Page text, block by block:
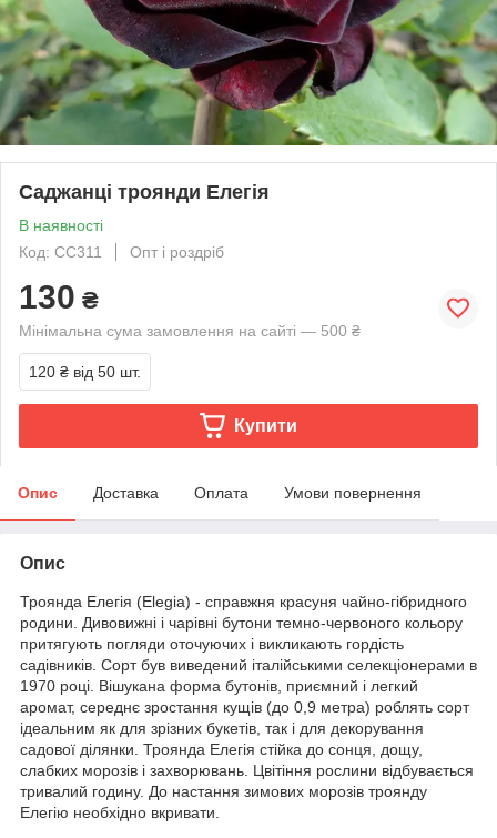
Саджанці троянди Елегія
В наявності
Код: СС311
Опт і роздріб
130 ₴
Мінімальна сума замовлення на сайті — 500 ₴
120 ₴ від 50 шт.
Купити
Опис Доставка Оплата Умови повернення
Опис
Троянда Елегія (Elegia) - справжня красуня чайно-гібридного
родини. Дивовижні і чарівні бутони темно-червоного кольору
притягують погляди оточуючих і викликають гордість
садівників. Сорт був виведений італійськими селекціонерами в
1970 році. Вішукана форма бутонів, приємний і легкий
аромат, середнє зростання кущів (до 0,9 метра) роблять сорт
ідеальним як для зрізних букетів, так і для декорування
садової ділянки. Троянда Елегія стійка до сонця, дощу,
слабких морозів і захворювань. Цвітіння рослини відбувається
тривалий годину. До настання зимових морозів троянду
Елегію необхідно вкривати.